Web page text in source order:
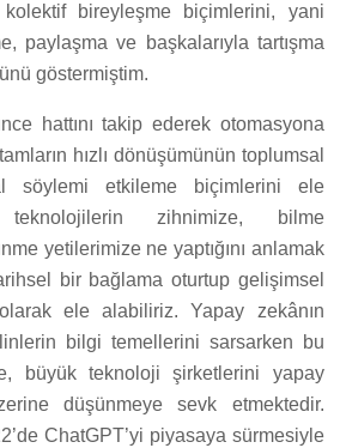
bireyleşme biçimlerini, yani
paylaşma ve başkalarıyla tartışma
göstermiştim.
hattını takip ederek otomasyona
hızlı dönüşümünün toplumsal
söylemi etkileme biçimlerini ele
zihnimize, bilme
yetilerimize ne yaptığını anlamak
bir bağlama oturtup gelişimsel
ele alabiliriz. Yapay zekânın
bilgi temellerini sarsarken bu
büyük teknoloji şirketlerini yapay
düşünmeye sevk etmektedir.
ChatGPT’yi piyasaya sürmesiyle